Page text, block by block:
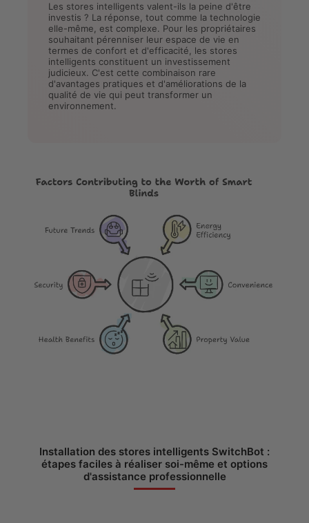
Les stores intelligents valent-ils la peine d'être
investis ? La réponse, tout comme la technologie
elle-même, est complexe. Pour les propriétaires
souhaitant pérenniser leur espace de vie en
termes de confort et d'efficacité, les stores
intelligents constituent un investissement
judicieux. C'est cette combinaison rare
d'avantages pratiques et d'améliorations de la
qualité de vie qui peut transformer un
environnement.
Installation des stores intelligents SwitchBot :
étapes faciles à réaliser soi-même et options
d'assistance professionnelle